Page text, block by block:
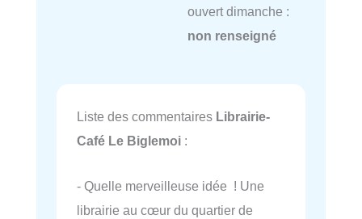
ouvert dimanche :
non renseigné
Liste des commentaires Librairie-
Café Le Biglemoi :
- Quelle merveilleuse idée ! Une
librairie au cœur du quartier de